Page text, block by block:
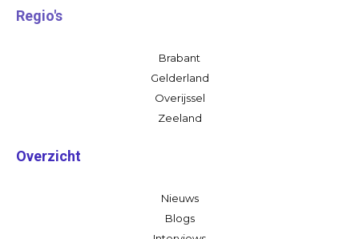
Regio's
Brabant
Gelderland
Overijssel
Zeeland
Overzicht
Nieuws
Blogs